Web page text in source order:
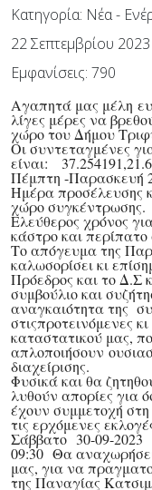
Κατηγορία: Νέα -
22 Σεπτεμβρίου 2023
Εμφανίσεις: 790
Αγαπητά μας μέλη
λίγες μέρες να
χώρο του Δήμου
Οι συντεταγμένες
είναι:
Πέμπτη -Παρασκευή
Ημέρα προσέλευσης
χώρο συγκέντρωσης.
Ελεύθερος χρόνος
κάστρο και
Το απόγευμα της
καλωσορίσει κι
Πρόεδρος και το Δ.Σ
συμβούλιο και
αναγκαιότητατης
στιςπροτεινόμενες
καταστατικού μας,
απλοποιήσουν
διαχείρισης.
Φυσικά και θα
λυθούν απορίες για
έχουν συμμετοχή
τις ερχόμενες
Σάββατο 30-09-2023
09:30 Θα
μας, για να
της Παναγίας